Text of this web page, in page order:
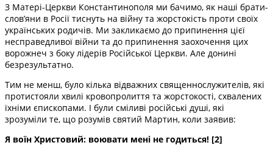
З Матері-Церкви Константинополя ми бачимо, як наші брати-
слов’яни в Росії тиснуть на війну та жорстокість проти своїх
українських родичів. Ми закликаємо до припинення цієї
несправедливої ​​війни та до припинення заохочення цих
ворожнеч з боку лідерів Російської Церкви. Але донині
безрезультатно.
Тим не менш, було кілька відважних священнослужителів, які
протистояли хвилі кровопролиття та жорстокості, схвалених
їхніми єпископами. І були сміливі російські душі, які
зрозуміли те, що розумів святий Мартин, коли заявив:
Я воїн Христовий: воювати мені не годиться! [2]